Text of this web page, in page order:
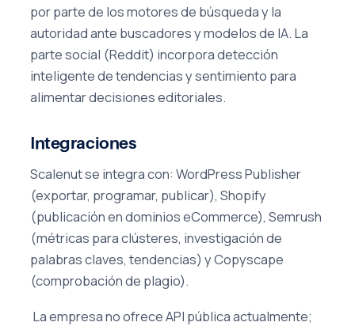
por parte de los motores de búsqueda y la
autoridad ante buscadores y modelos de IA. La
parte social (Reddit) incorpora detección
inteligente de tendencias y sentimiento para
alimentar decisiones editoriales.
Integraciones
Scalenut se integra con: WordPress Publisher
(exportar, programar, publicar), Shopify
(publicación en dominios eCommerce), Semrush
(métricas para clústeres, investigación de
palabras claves, tendencias) y Copyscape
(comprobación de plagio).
La empresa no ofrece API pública actualmente;